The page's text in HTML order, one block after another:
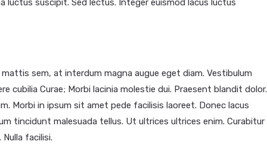
luctus suscipit. Sed lectus. Integer euismod lacus luctus
sem, at interdum magna augue eget diam. Vestibulum
cubilia Curae; Morbi lacinia molestie dui. Praesent blandit dolor.
Morbi in ipsum sit amet pede facilisis laoreet. Donec lacus
tincidunt malesuada tellus. Ut ultrices ultrices enim. Curabitur
facilisi.